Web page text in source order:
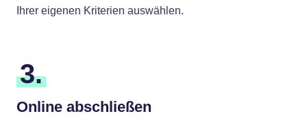
Ihrer eigenen Kriterien auswählen.
3.
Online abschließen